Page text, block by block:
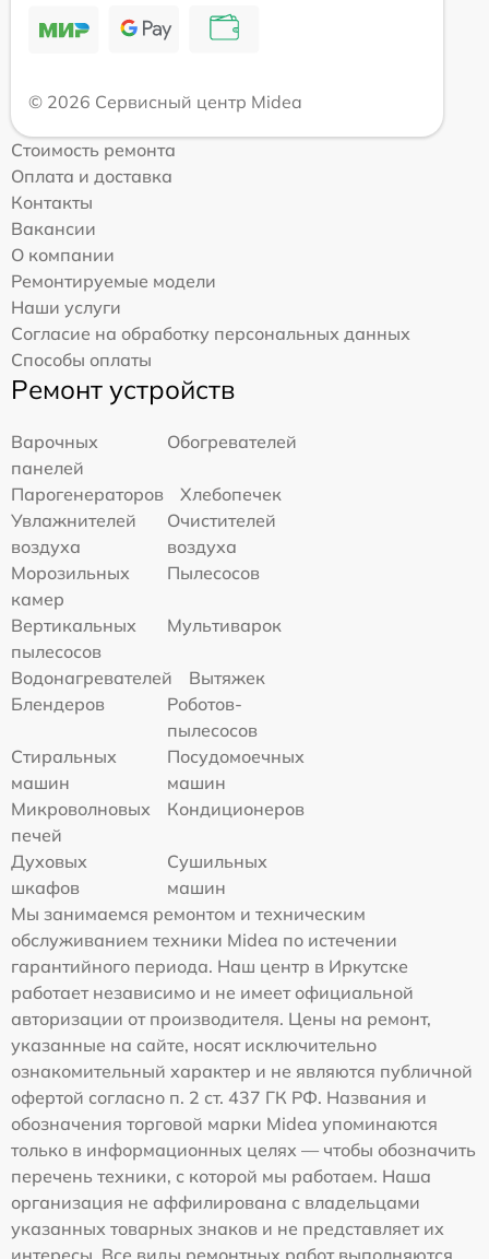
© 2026 Сервисный центр Midea
Стоимость ремонта
Оплата и доставка
Контакты
Вакансии
О компании
Ремонтируемые модели
Наши услуги
Согласие на обработку персональных данных
Способы оплаты
Ремонт устройств
Варочных
панелей
Обогревателей
Парогенераторов
Хлебопечек
Увлажнителей
воздуха
Очистителей
воздуха
Морозильных
камер
Пылесосов
Вертикальных
пылесосов
Мультиварок
Водонагревателей
Вытяжек
Блендеров
Роботов-
пылесосов
Стиральных
машин
Посудомоечных
машин
Микроволновых
печей
Кондиционеров
Духовых
шкафов
Сушильных
машин
Мы занимаемся ремонтом и техническим
обслуживанием техники Midea по истечении
гарантийного периода. Наш центр в Иркутске
работает независимо и не имеет официальной
авторизации от производителя. Цены на ремонт,
указанные на сайте, носят исключительно
ознакомительный характер и не являются публичной
офертой согласно п. 2 ст. 437 ГК РФ. Названия и
обозначения торговой марки Midea упоминаются
только в информационных целях — чтобы обозначить
перечень техники, с которой мы работаем. Наша
организация не аффилирована с владельцами
указанных товарных знаков и не представляет их
интересы. Все виды ремонтных работ выполняются